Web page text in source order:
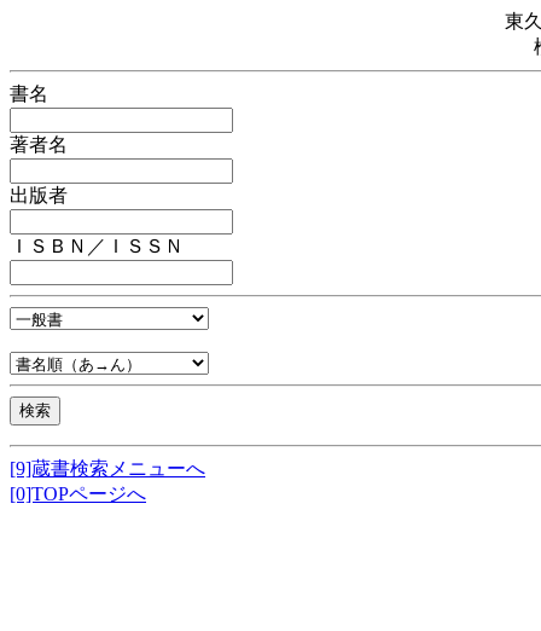
東
書名
著者名
出版者
ＩＳＢＮ／ＩＳＳＮ
[9]蔵書検索メニューへ
[0]TOPページへ